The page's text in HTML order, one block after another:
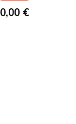
0,00 €